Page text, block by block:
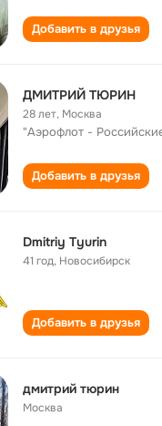
Добавить в друзья
ДМИТРИЙ ТЮРИН
28 лет, Москва
"Аэрофлот -
Добавить в друзья
Dmitriy Tyurin
41 год, Новосибирск
Добавить в друзья
дмитрий тюрин
Москва